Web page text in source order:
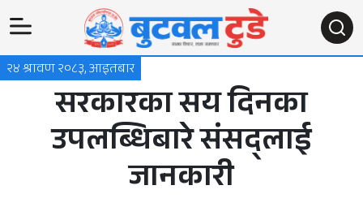
२४ श्रावण २०८३, आइतबार
सरकारका सय दिनका
उपलब्धिबारे संसद्लाई
जानकारी